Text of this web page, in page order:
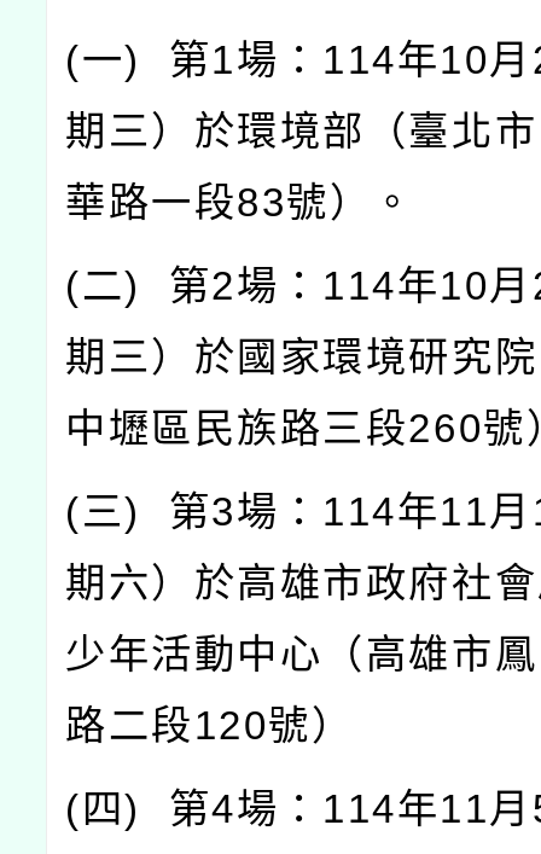
(一) 第1場： 114年10月
期三）於環境部（臺北
華路一段83號）。
(二) 第2場： 114年10月
期三）於國家環境研究
中壢區民族路三段260號
(三) 第3場： 114年11月
期六）於高雄市政府社
少年活動中心（高雄市
路二段120號）
( 四) 第4場： 114年11月